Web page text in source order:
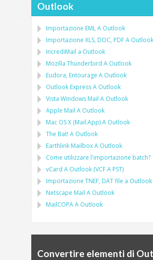
Outlook
Importazione EMLA Outlook
Importazione XLS, DOC, PDFA Outlook
IncrediMail a Outlook
Mozilla Thunderbird A Outlook
Eudora, Entourage A Outlook
Outlook ExpressA Outlook
Vista Windows Mail A Outlook
Apple Mail A Outlook
Mac OS X (Mail.App)A Outlook
The Bat! A Outlook
Earthlink MailboxA Outlook
Come utilizzare l'importazione batch?
vCard A Outlook (VCFA PST)
Importazione TNEF, DATfile a Outlook
Netscape Mail A Outlook
MailCOPAA Outlook
Convertire elementi di